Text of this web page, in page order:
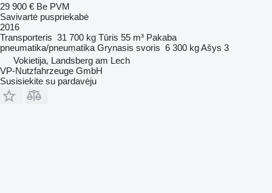
29 900 € Be PVM
Savivartė puspriekabė
2016
Transporteris 31 700 kg Tūris 55 m³ Pakaba
pneumatika/pneumatika Grynasis svoris 6 300 kgAšys 3
Vokietija, Landsberg am Lech
VP-Nutzfahrzeuge GmbH
Susisiekite su pardavėju